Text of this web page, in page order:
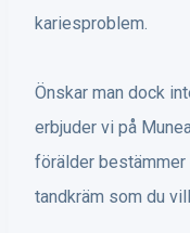
kariesproblem.
Önskar man dock
erbjuder vi på
förälder
tandkräm som du